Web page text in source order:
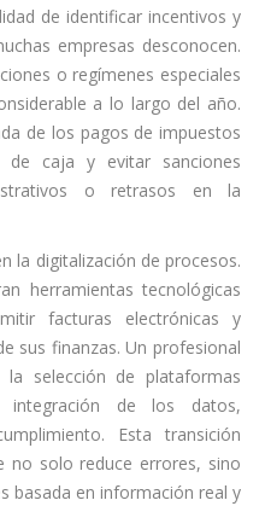
de identificar incentivos y
empresas desconocen.
o regímenes especiales
a lo largo del año.
de los pagos de impuestos
caja y evitar sanciones
o retrasos en la
la digitalización de procesos.
herramientas tecnológicas
facturas electrónicas y
sus finanzas. Un profesional
selección de plataformas
de los datos,
Esta transición
no solo reduce errores, sino
basada en información real y